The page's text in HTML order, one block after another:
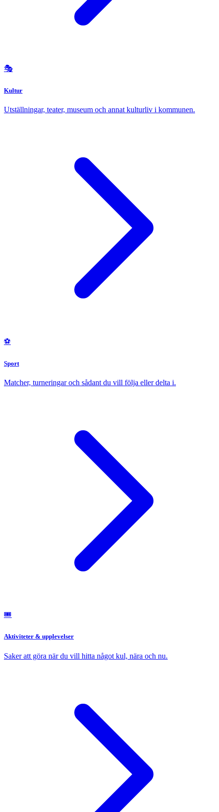
🎭
Kultur
Utställningar, teater, museum och annat kulturliv i kommunen.
⚽
Sport
Matcher, turneringar och sådant du vill följa eller delta i.
🎟️
Aktiviteter & upplevelser
Saker att göra när du vill hitta något kul, nära och nu.